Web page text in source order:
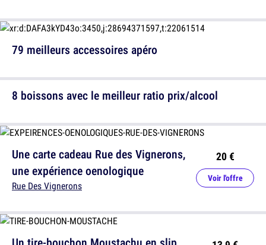
79 meilleurs accessoires apéro
Une carte cadeau Rue des Vignerons,
une expérience oenologique
Rue Des Vignerons
20 €
Voir l'offre
8 boissons avec le meilleur ratio prix/alcool